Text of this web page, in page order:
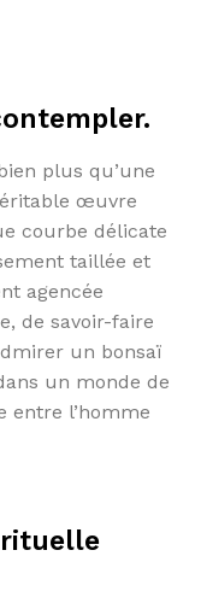
plus qu’une
œuvre
courbe délicate
taillée et
agencée
de savoir-faire
un bonsaï
un monde de
entre l’homme